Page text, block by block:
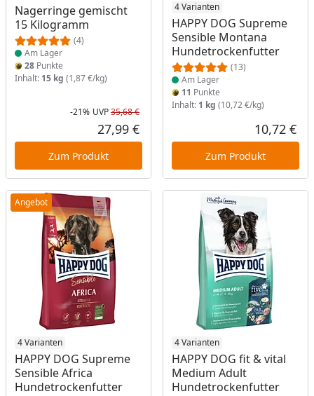
Nagerringe gemischt
15 Kilogramm
(4)
Produkt am Lager
Am Lager
28 Punkte
Inhalt: 15 kg (1,87 €/kg)
Rabatt in Prozent
-21%
Ursprünglicher Preis
UVP35,68 €
Aktueller Preis
27,99 €
Zum Produkt
4 Varianten
HAPPY DOG Supreme
Sensible Montana
Hundetrockenfutter
(13)
Produkt am Lager
Am Lager
11 Punkte
Inhalt: 1 kg (10,72 €/kg)
10,72 €
Zum Produkt
Angebot
4 Varianten
HAPPY DOG Supreme
Sensible Africa
Hundetrockenfutter
Produkt am Lager 4 Varianten
HAPPY DOG fit & vital
Medium Adult
Hundetrockenfutter
Produkt am Lager